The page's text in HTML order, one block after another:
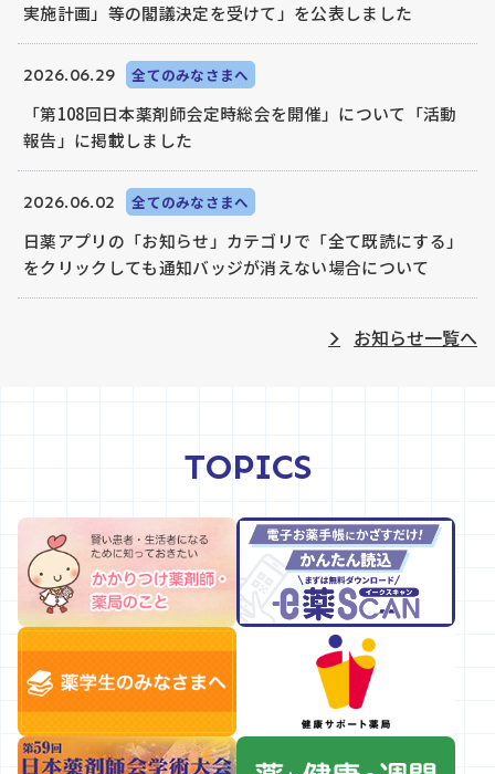
実施計画」等の閣議決定を受けて」を公表しました
2026.06.29 全てのみなさまへ
「第108回日本薬剤師会定時総会を開催」について「活動
報告」に掲載しました
2026.06.02 全てのみなさまへ
日薬アプリの「お知らせ」カテゴリで「全て既読にする」
をクリックしても通知バッジが消えない場合について
薬剤師向け
避妊薬販売に係る環境整備のための調査事業」報告書 につ
いて
2026.08.03 会員向け
日薬メールナビアーカイブサービスのIDとパスワードの変
更
2026.07.31 薬剤師向け
令和８年度自殺予防週間ポスターについて
お知らせ一覧へ
TOPICS